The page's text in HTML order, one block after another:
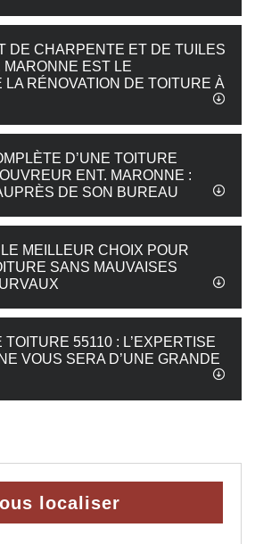
DE CHARPENTE ET DE TUILES
MARONNE EST LE
RÉNOVATION DE TOITURE À
D’UNE TOITURE
ENT. MARONNE :
DE SON BUREAU
MEILLEUR CHOIX POUR
SANS MAUVAISES
TOITURE 55110 : L’EXPERTISE
VOUS SERA D’UNE GRANDE
localiser